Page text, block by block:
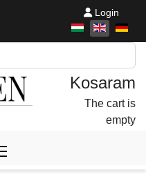
Login
The cart is
empty